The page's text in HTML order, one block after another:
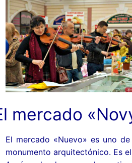
mercado
El mercado «Nuevo» es uno
monumento arquitectónico. Es